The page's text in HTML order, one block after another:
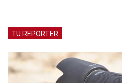
TU REPORTER